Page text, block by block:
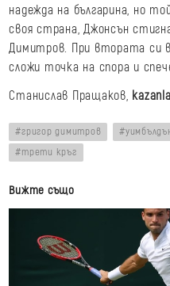
надежда на българина, но
своя страна, Джонсън
Димитров. При втората си
сложи точка на спора и
Станислав Пращаков,
григор димитров
трети кръг
Вижте също